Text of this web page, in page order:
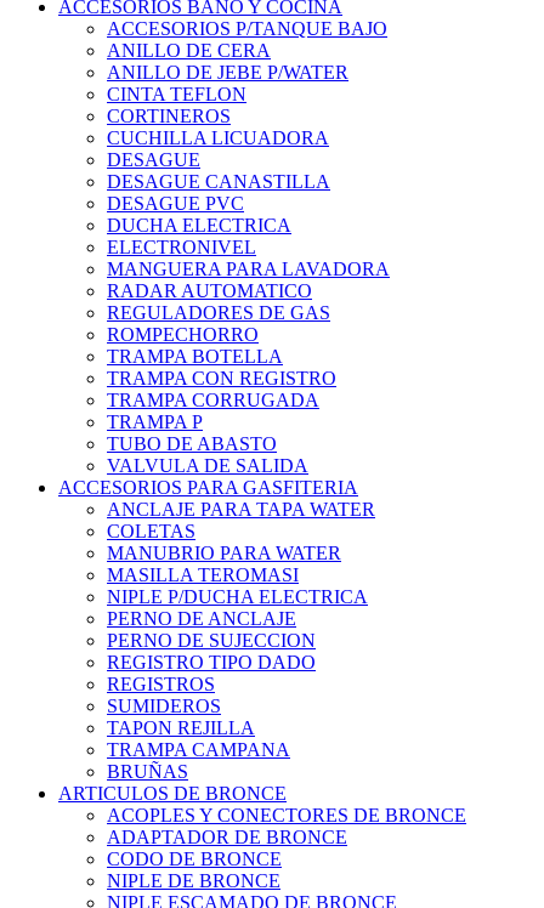
ACCESORIOS BAÑO Y COCINA
ACCESORIOS P/TANQUE BAJO
ANILLO DE CERA
ANILLO DE JEBE P/WATER
CINTA TEFLON
CORTINEROS
CUCHILLA LICUADORA
DESAGUE
DESAGUE CANASTILLA
DESAGUE PVC
DUCHA ELECTRICA
ELECTRONIVEL
MANGUERA PARA LAVADORA
RADAR AUTOMATICO
REGULADORES DE GAS
ROMPECHORRO
TRAMPA BOTELLA
TRAMPA CON REGISTRO
TRAMPA CORRUGADA
TRAMPA P
TUBO DE ABASTO
VALVULA DE SALIDA
ACCESORIOS PARA GASFITERIA
ANCLAJE PARA TAPA WATER
COLETAS
MANUBRIO PARA WATER
MASILLA TEROMASI
NIPLE P/DUCHA ELECTRICA
PERNO DE ANCLAJE
PERNO DE SUJECCION
REGISTRO TIPO DADO
REGISTROS
SUMIDEROS
TAPON REJILLA
TRAMPA CAMPANA
BRUÑAS
ARTICULOS DE BRONCE
ACOPLES Y CONECTORES DE BRONCE
ADAPTADOR DE BRONCE
CODO DE BRONCE
NIPLE DE BRONCE
NIPLE ESCAMADO DE BRONCE